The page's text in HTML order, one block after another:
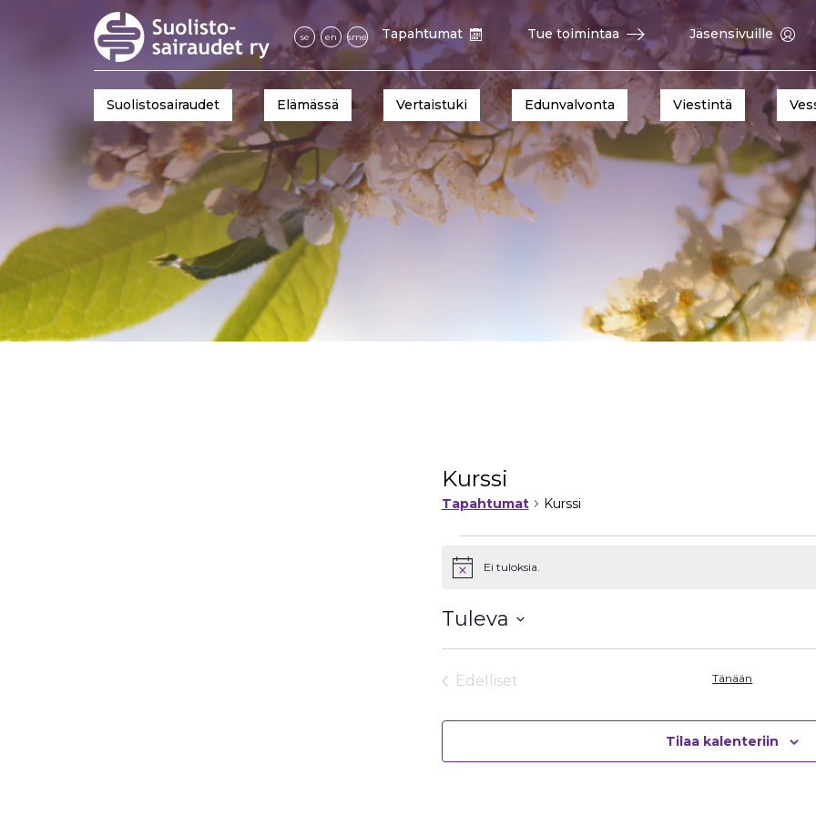
se en sme Tapahtumat Tue toimintaa Jäsensivuille
Suolistosairaudet Elämässä Vertaistuki Edunvalvonta Viestintä
Kurssi
Tapahtumat Kurssi
Notice Ei tuloksia.
Tuleva
Edelliset
Tänään
Tilaa kalenteriin